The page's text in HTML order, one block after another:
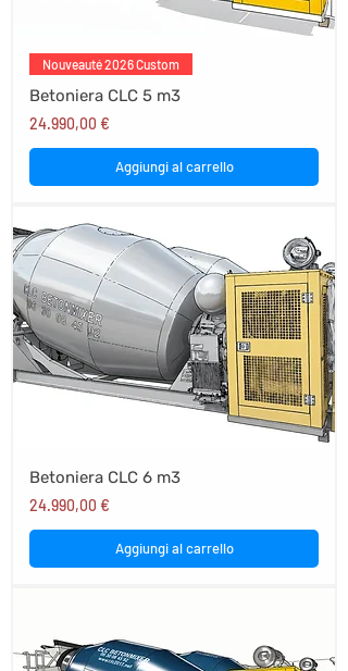
Nouveauté 2026 Custom
Betoniera CLC 5 m3
Prezzo
24.990,00 €
Aggiungi al carrello
Betoniera CLC 6 m3
Prezzo
24.990,00 €
Aggiungi al carrello